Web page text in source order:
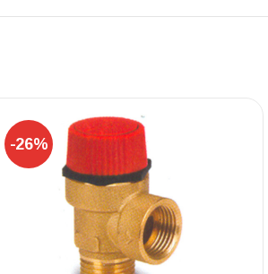
Μοντέρνο μαύρο ματ,
ΔΕΣ ΤΟ
-26%